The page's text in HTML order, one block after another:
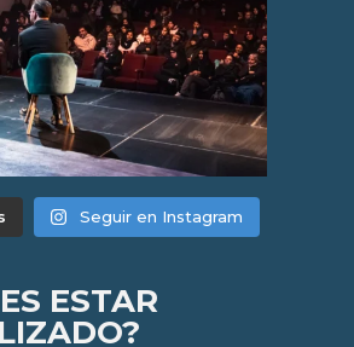
Seguir en Instagram
ESTAR